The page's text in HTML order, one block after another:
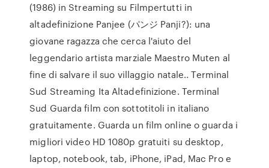
(1986) in Streaming su Filmpertutti in
altadefinizione Panjee (パンジ Panji?): una
giovane ragazza che cerca l'aiuto del
leggendario artista marziale Maestro Muten al
fine di salvare il suo villaggio natale.. Terminal
Sud Streaming Ita Altadefinizione. Terminal
Sud Guarda film con sottotitoli in italiano
gratuitamente. Guarda un film online o guarda i
migliori video HD 1080p gratuiti su desktop,
laptop, notebook, tab, iPhone, iPad, Mac Pro e